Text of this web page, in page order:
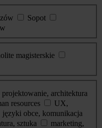
Sopot
magisterskie
projektowanie, architektura
resources
UX,
języki obce, komunikacja
sztuka
marketing,